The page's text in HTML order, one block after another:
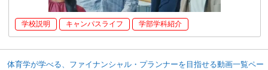
学校説明 キャンパスライフ 学部学科紹介
体育学が学べる、ファイナンシャル・プランナーを目指せる動画一覧ペー